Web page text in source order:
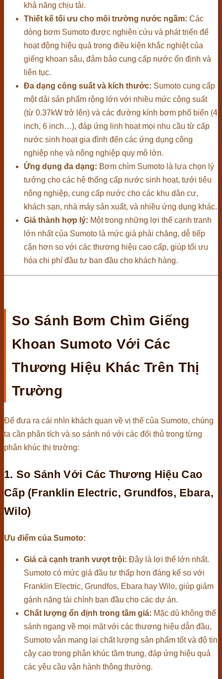
khả năng chịu tải.
Thiết kế tối ưu cho môi trường nước ngầm: Các
dòng bơm Sumoto được nghiên cứu và phát triển để
hoạt động hiệu quả trong điều kiện khắc nghiệt của
giếng khoan sâu, đảm bảo cung cấp nước ổn định và
liên tục.
Đa dạng công suất và kích thước: Sumoto cung cấp
một dải sản phẩm rộng lớn với nhiều mức công suất
(từ 0.37kW trở lên) và các đường kính bơm phổ biến (4
inch, 6 inch…), đáp ứng linh hoạt mọi nhu cầu từ cấp
nước sinh hoạt gia đình đến các ứng dụng công
nghiệp nhẹ và nông nghiệp quy mô lớn.
Ứng dụng đa dạng: Bơm chìm Sumoto là lựa chọn lý
tưởng cho các hệ thống cấp nước sinh hoạt, tưới tiêu
nông nghiệp, cung cấp nước cho các khu dân cư,
khách sạn, nhà máy sản xuất, và nhiều ứng dụng khác.
Giá thành hợp lý: Một trong những lợi thế cạnh tranh
lớn nhất của Sumoto là mức giá phải chăng, dễ tiếp
cận hơn so với các thương hiệu cao cấp, giúp tối ưu
hóa chi phí đầu tư ban đầu cho khách hàng.
So Sánh Bơm Chìm Giếng
Khoan Sumoto Với Các
Thương Hiệu Khác Trên Thị
Trường
Để đưa ra cái nhìn khách quan về vị thế của Sumoto, chúng
ta cần phân tích và so sánh nó với các đối thủ trong từng
phân khúc thị trường:
1. So Sánh Với Các Thương Hiệu Cao
Cấp (Franklin Electric, Grundfos, Ebara,
Wilo)
Ưu điểm của Sumoto:
Giá cả cạnh tranh vượt trội: Đây là lợi thế lớn nhất.
Sumoto có mức giá đầu tư thấp hơn đáng kể so với
Franklin Electric, Grundfos, Ebara hay Wilo, giúp giảm
gánh nặng tài chính ban đầu cho các dự án.
Chất lượng ổn định trong tầm giá: Mặc dù không thể
sánh ngang về mọi mặt với các thương hiệu dẫn đầu,
Sumoto vẫn mang lại chất lượng sản phẩm tốt và độ tin
cậy cao trong phân khúc tầm trung, đáp ứng hiệu quả
các yêu cầu vận hành thông thường.